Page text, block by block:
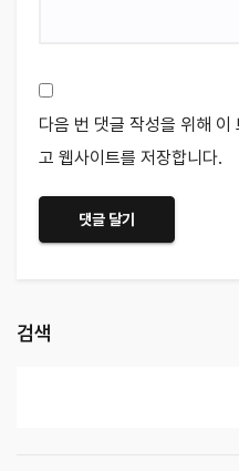
다음 번 댓글 작성을 위해 이
고 웹사이트를 저장합니다.
검색